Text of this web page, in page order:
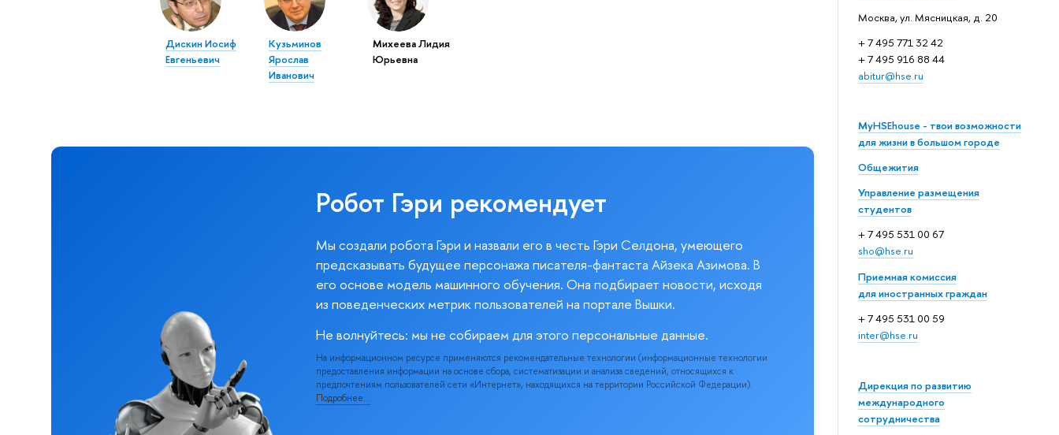
Москва, ул. Мясницкая, д. 20
+ 7 495 771 32 42
+ 7 495 916 88 44
abitur@hse.ru
MyHSEhouse - твои возможности
для жизни в большом городе
Общежития
Управление размещения
студентов
+ 7 495 531 00 67
sho@hse.ru
Приемная комиссия
для иностранных граждан
+ 7 495 531 00 59
inter@hse.ru
Дирекция по развитию
международного
сотрудничества
Дискин Иосиф
Евгеньевич
Кузьминов
Ярослав
Иванович
Михеева Лидия
Юрьевна
Робот Гэри рекомендует
Мы создали робота Гэри и назвали его в честь Гэри Селдона, умеющего
предсказывать будущее персонажа писателя-фантаста Айзека Азимова. В
его основе модель машинного обучения. Она подбирает новости, исходя
из поведенческих метрик пользователей на портале Вышки.
Не волнуйтесь: мы не собираем для этого персональные данные.
На информационном ресурсе применяются рекомендательные технологии (информационные технологии
предоставления информации на основе сбора, систематизации и анализа сведений, относящихся к
предпочтениям пользователей сети «Интернет», находящихся на территории Российской Федерации).
Подробнее…